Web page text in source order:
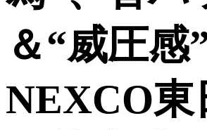
＆“威圧
NEXCO東